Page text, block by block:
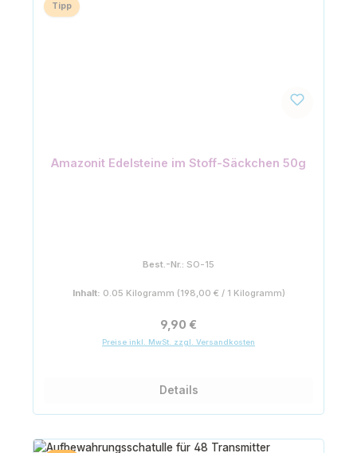
Tipp
Amazonit Edelsteine im Stoff-Säckchen 50g
Best.-Nr.: SO-15
Inhalt: 0.05 Kilogramm (198,00 € / 1 Kilogramm)
Regulärer Preis:
9,90 €
Preise inkl. MwSt. zzgl. Versandkosten
Details